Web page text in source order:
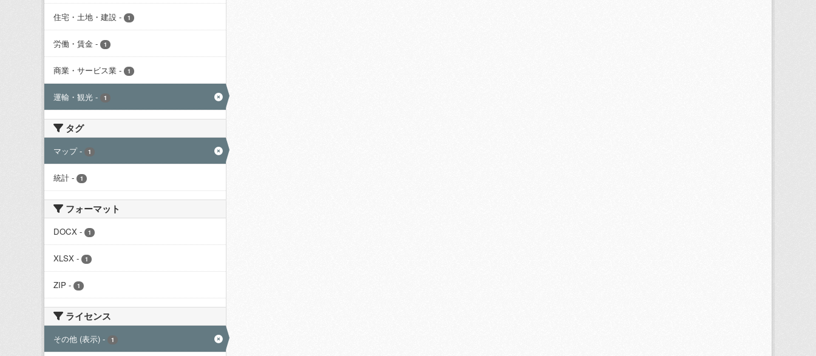
住宅・土地・建設 - 1
労働・賃金 - 1
商業・サービス業 - 1
運輸・観光 - 1
タグ
マップ - 1
統計 - 1
フォーマット
DOCX - 1
XLSX - 1
ZIP - 1
ライセンス
その他 (表示) - 1